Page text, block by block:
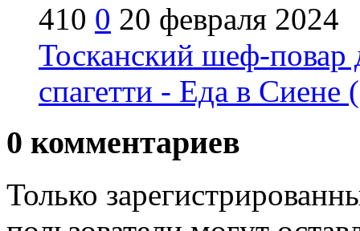
410 0 20 февраля 2024
Тосканский шеф-повар
спагетти - Еда в Сиене
0 комментариев
Только